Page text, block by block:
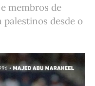
membros de
desde o